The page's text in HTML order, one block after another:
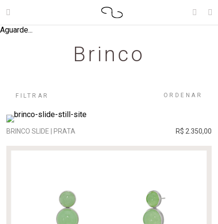
Aguarde...
Brinco
FILTRAR ORDENAR
BRINCO SLIDE | PRATA R$ 2.350,00